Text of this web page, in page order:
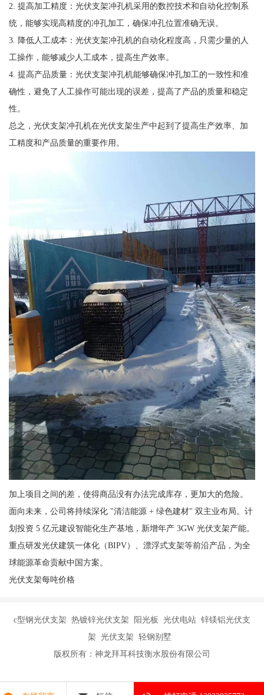
2. 提高加工精度：光伏支架冲孔机采用的数控技术和自动化控制系
统，能够实现高精度的冲孔加工，确保冲孔位置准确无误。
3. 降低人工成本：光伏支架冲孔机的自动化程度高，只需少量的人
工操作，能够减少人工成本，提高生产效率。
4. 提高产品质量：光伏支架冲孔机能够确保冲孔加工的一致性和准
确性，避免了人工操作可能出现的误差，提高了产品的质量和稳定
性。
总之，光伏支架冲孔机在光伏支架生产中起到了提高生产效率、加
工精度和产品质量的重要作用。
加上项目之间的差，使得商品没有办法完成库存，更加大的危险。
面向未来，公司将持续深化 "清洁能源 + 绿色建材" 双主业布局。计
划投资 5 亿元建设智能化生产基地，新增年产 3GW 光伏支架产能。
重点研发光伏建筑一体化（BIPV）、漂浮式支架等前沿产品，为全
球能源革命贡献中国方案。
光伏支架每吨价格
c型钢光伏支架 热镀锌光伏支架 阳光板 光伏电站 锌镁铝光伏支
架 光伏支架 轻钢别墅
版权所有：神龙拜耳科技衡水股份有限公司